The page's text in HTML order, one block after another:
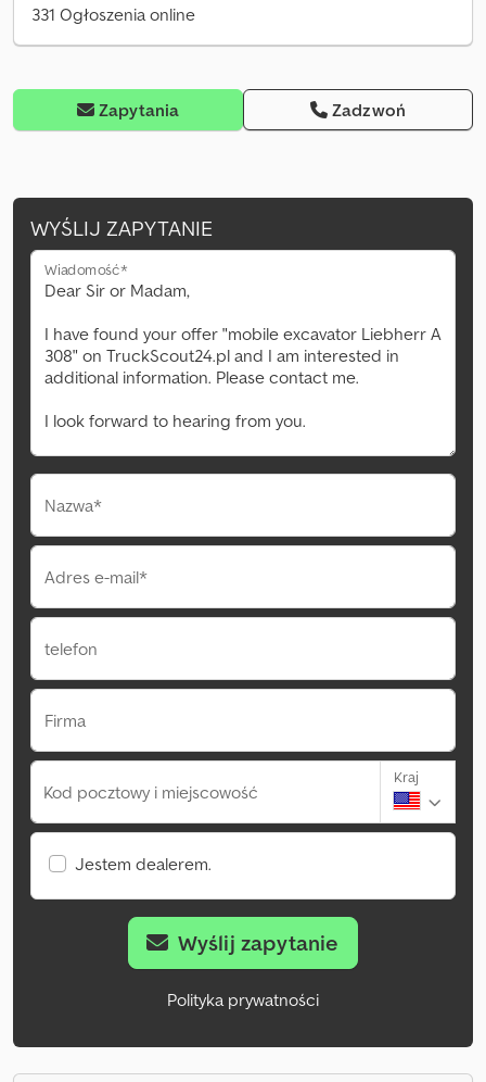
331 Ogłoszenia online
Zapytania Zadzwoń
WYŚLIJ ZAPYTANIE
Wiadomość*
Nazwa*
Adres e-mail*
telefon
Firma
Kod pocztowy i miejscowość
Kraj
Jestem dealerem.
Wyślij zapytanie
Polityka prywatności